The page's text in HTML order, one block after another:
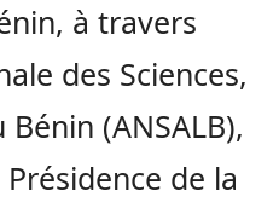
à travers
des Sciences,
(ANSALB),
Présidence de la